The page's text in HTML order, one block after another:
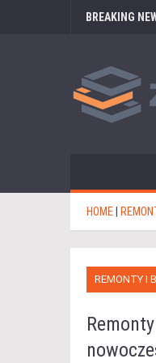
BREAKING
HOME
REMONTY I